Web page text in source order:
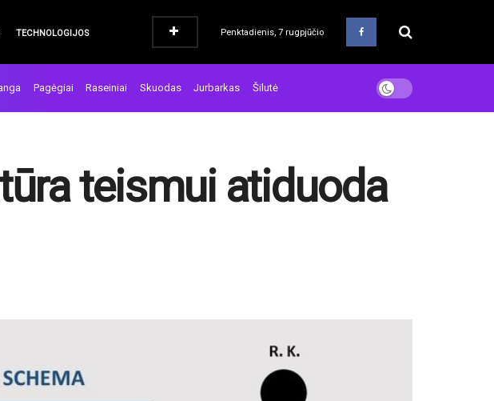
TECHNOLOGIJOS Penktadienis, 7 rugpjūčio
Pagėgiai Raseiniai Skuodas Jurbarkas Šilutė
teismui atiduoda